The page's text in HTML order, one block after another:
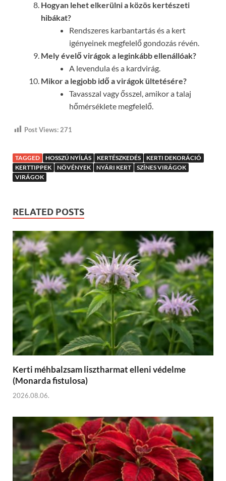
Hogyan lehet elkerülni a közös kertészeti
hibákat?
Rendszeres karbantartás és a kert
igényeinek megfelelő gondozás révén.
Mely évelő virágok a leginkább ellenállóak?
A levendula és a kardvirág.
Mikor a legjobb idő a virágok ültetésére?
Tavasszal vagy ősszel, amikor a talaj
hőmérséklete megfelelő.
Post Views: 271
TAGGED HOSSZÚ NYÍLÁS KERTÉSZKEDÉS
KERTI DEKORÁCIÓ
KERTTIPPEK
NÖVÉNYEK NYÁRI KERT
SZÍNES VIRÁGOK
VIRÁGOK
RELATED POSTS
Kerti méhbalzsam lisztharmat elleni védelme
(Monarda fistulosa)
2026.08.06.